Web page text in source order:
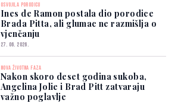
OSVOJILA PORODICU
Ines de Ramon postala dio porodice
Brada Pitta, ali glumac ne razmišlja o
vjenčanju
27. 06. 2026.
NOVA ŽIVOTNA FAZA
Nakon skoro deset godina sukoba,
Angelina Jolie i Brad Pitt zatvaraju
važno poglavlje